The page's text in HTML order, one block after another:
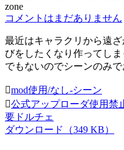
zone
コメントはまだありません
最近はキャラクリから遠
びをしたくなり作ってし
でもないのでシーンのみ
mod使用/なし-シーン
公式アップローダ使用禁
要ドルチェ
ダウンロード（349 KB）